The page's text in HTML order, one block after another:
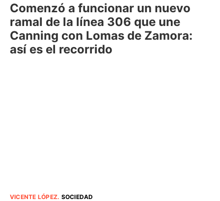
Comenzó a funcionar un nuevo
ramal de la línea 306 que une
Canning con Lomas de Zamora:
así es el recorrido
VICENTE LÓPEZ. SOCIEDAD